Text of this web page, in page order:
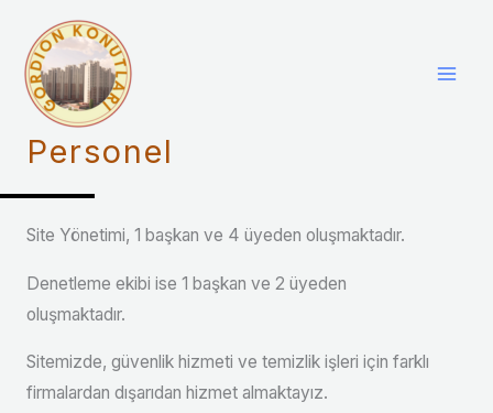
Personel
Site Yönetimi, 1 başkan ve 4 üyeden oluşmaktadır.
Denetleme ekibi ise 1 başkan ve 2 üyeden
oluşmaktadır.
Sitemizde, güvenlik hizmeti ve temizlik işleri için farklı
firmalardan dışarıdan hizmet almaktayız.